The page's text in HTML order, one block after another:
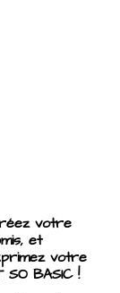
votre
et
votre
BASIC !